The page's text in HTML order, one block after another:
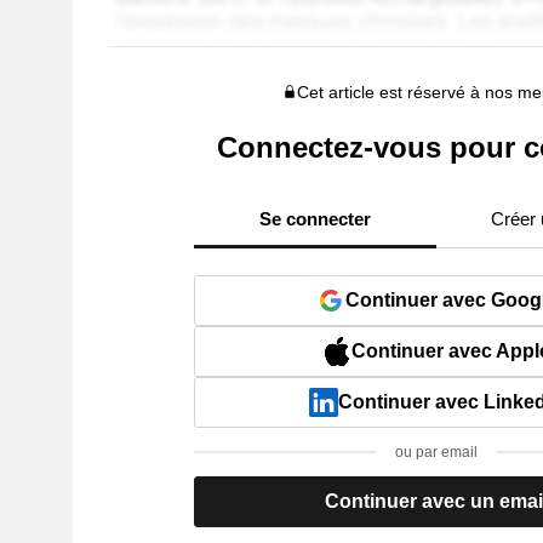
Cet article est réservé à nos
Connectez-vous pour
Se connecter Créer
Continuer avec
Continuer avec
Continuer avec
ou par email
Continuer avec un email